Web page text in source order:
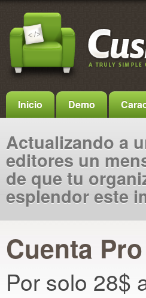
Inicio Demo
Actualizando a
editores un
de que tu
esplendor este
Cuenta Pro
Por solo 28$